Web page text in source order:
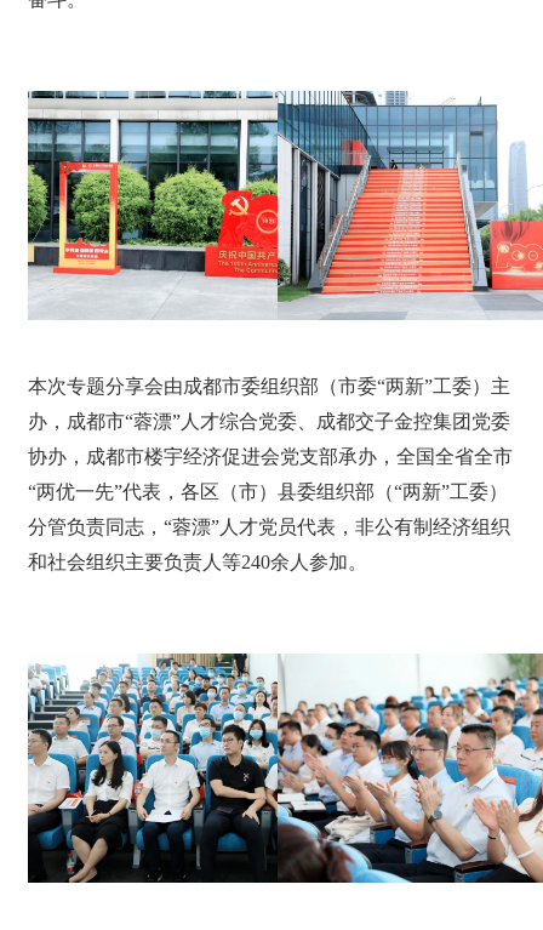
本次专题分享会由成都市委组织部（市委“两新”工委）主
办，成都市“蓉漂”人才综合党委、成都交子金控集团党委
协办，成都市楼宇经济促进会党支部承办，全国全省全市
“两优一先”代表，各区（市）县委组织部（“两新”工委）
分管负责同志，“蓉漂”人才党员代表，非公有制经济组织
和社会组织主要负责人等240余人参加。